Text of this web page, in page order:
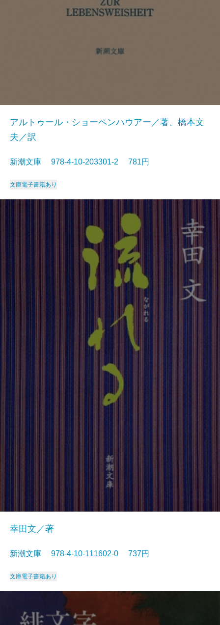
アルトゥール・ショーペンハウアー／著、橋本文
夫／訳
新潮文庫 978-4-10-203301-2 781円
文庫電子書籍あり
幸田文／著
新潮文庫 978-4-10-111602-0 737円
文庫電子書籍あり